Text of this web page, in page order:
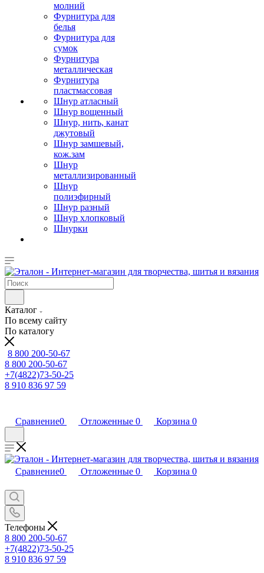
молний
Фурнитура для
белья
Фурнитура для
сумок
Фурнитура
металлическая
Фурнитура
пластмассовая
Шнур атласный
Шнур вощенный
Шнур, нить, канат
джутовый
Шнур замшевый,
кож.зам
Шнур
металлизированный
Шнур
полиэфирный
Шнур разный
Шнур хлопковый
Шнурки
Каталог
По всему сайту
По каталогу
8 800 200-50-67
8 800 200-50-67
+7(4822)73-50-25
8 910 836 97 59
Сравнение0 Отложенные 0 Корзина 0
Сравнение0 Отложенные 0 Корзина 0
Телефоны
8 800 200-50-67
+7(4822)73-50-25
8 910 836 97 59